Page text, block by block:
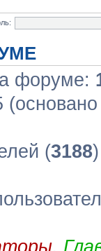
форуме:
(3188
,